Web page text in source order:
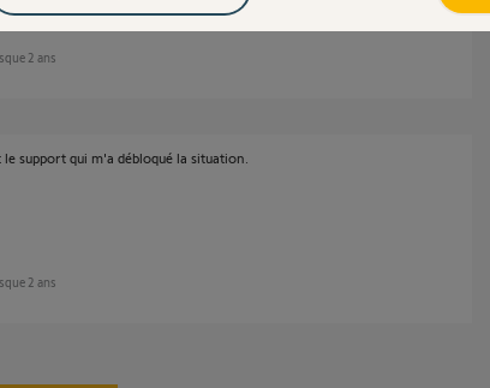
2 ans
support qui m'a débloqué la situation.
2 ans